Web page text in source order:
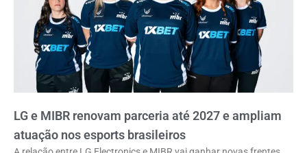
LG e MIBR renovam parceria até 2027 e ampliam
atuação nos esports brasileiros